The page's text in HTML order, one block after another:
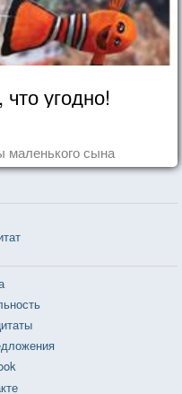
угодно!
сына